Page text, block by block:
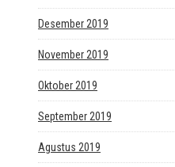
Desember 2019
November 2019
Oktober 2019
September 2019
Agustus 2019